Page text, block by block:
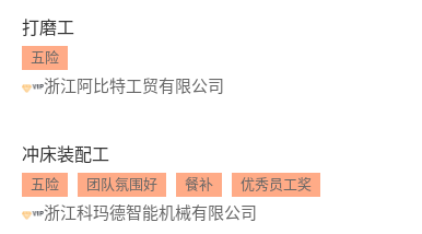
打磨工
五险
浙江阿比特工贸有限公司
冲床装配工
五险 团队氛围好 餐补 优秀员工奖
浙江科玛德智能机械有限公司